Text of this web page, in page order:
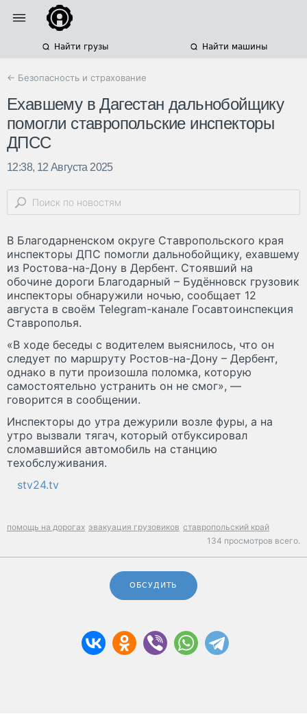
Найти грузы Найти машины
← Безопасность и страхование
Ехавшему в Дагестан дальнобойщику
помогли ставропольские инспекторы
ДПСС
12:38, 12 Августа 2025
В Благодарненском округе Ставропольского края
инспекторы ДПС помогли дальнобойщику, ехавшему
из Ростова-на-Дону в Дербент. Стоявший на
обочине дороги Благодарный – Будённовск грузовик
инспекторы обнаружили ночью, сообщает 12
августа в своём Telegram-канале Госавтоинспекция
Ставрополья.
«В ходе беседы с водителем выяснилось, что он
следует по маршруту Ростов-на-Дону – Дербент,
однако в пути произошла поломка, которую
самостоятельно устранить он не смог», —
говорится в сообщении.
Инспекторы до утра дежурили возле фуры, а на
утро вызвали тягач, который отбуксировал
сломавшийся автомобиль на станцию
техобслуживания.
stv24.tv
помощь на дорогах эвакуация грузовиков ставропольский край
134 просмотров всего.
ОБСУДИТЬ